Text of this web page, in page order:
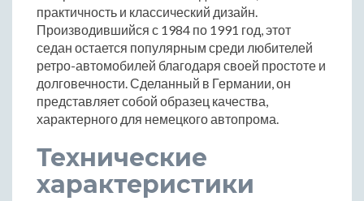
практичность и классический дизайн.
Производившийся с 1984 по 1991 год, этот
седан остается популярным среди любителей
ретро-автомобилей благодаря своей простоте и
долговечности. Сделанный в Германии, он
представляет собой образец качества,
характерного для немецкого автопрома.
Технические
характеристики